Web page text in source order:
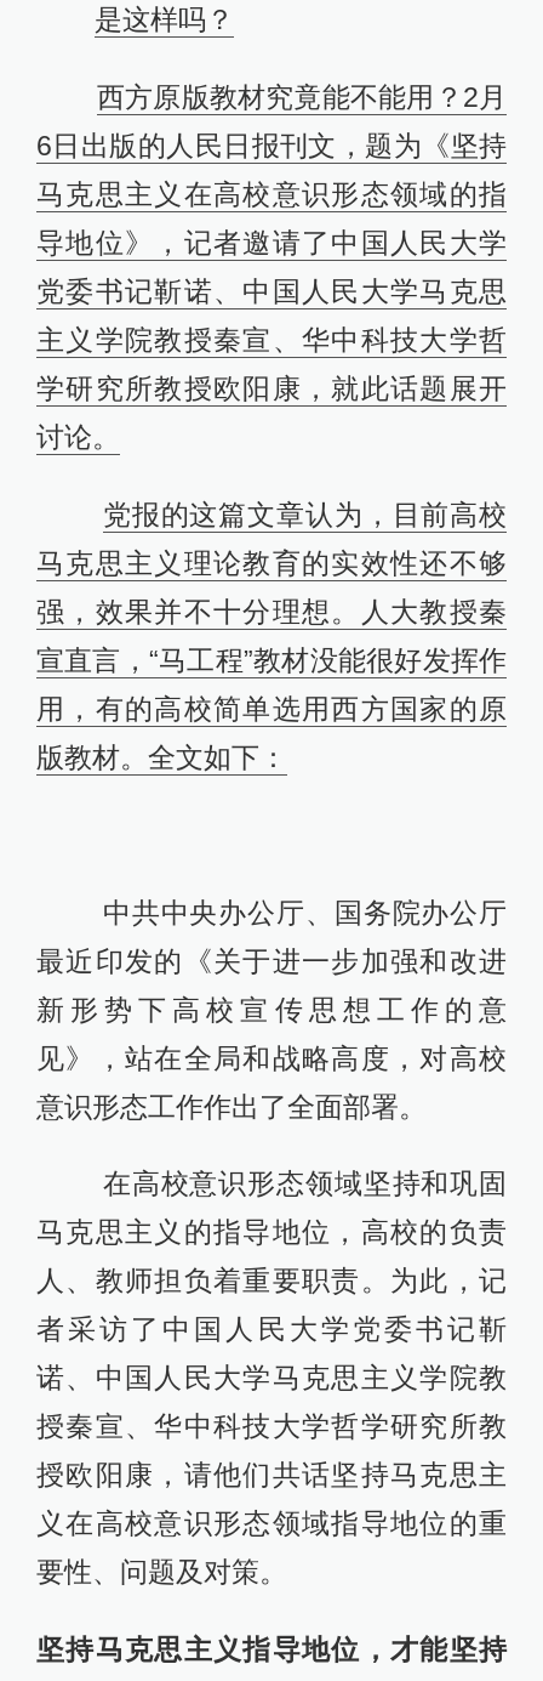
是这样吗？
西方原版教材究竟能不能用？2月
6日出版的人民日报刊文，题为《坚持
马克思主义在高校意识形态领域的指
导地位》，记者邀请了中国人民大学
党委书记靳诺、中国人民大学马克思
主义学院教授秦宣、华中科技大学哲
学研究所教授欧阳康，就此话题展开
讨论。
党报的这篇文章认为，目前高校
马克思主义理论教育的实效性还不够
强，效果并不十分理想。人大教授秦
宣直言，“马工程”教材没能很好发挥作
用，有的高校简单选用西方国家的原
版教材。全文如下：
中共中央办公厅、国务院办公厅
最近印发的《关于进一步加强和改进
新形势下高校宣传思想工作的意
见》，站在全局和战略高度，对高校
意识形态工作作出了全面部署。
在高校意识形态领域坚持和巩固
马克思主义的指导地位，高校的负责
人、教师担负着重要职责。为此，记
者采访了中国人民大学党委书记靳
诺、中国人民大学马克思主义学院教
授秦宣、华中科技大学哲学研究所教
授欧阳康，请他们共话坚持马克思主
义在高校意识形态领域指导地位的重
要性、问题及对策。
坚持马克思主义指导地位，才能坚持